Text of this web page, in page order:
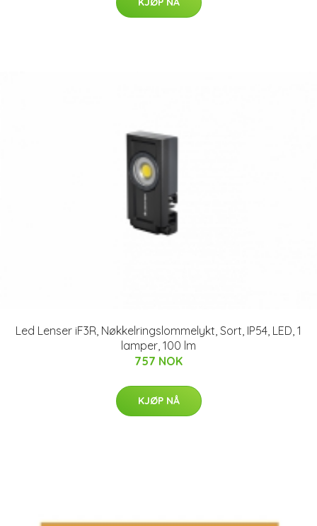
Led Lenser iF3R, Nøkkelringslommelykt, Sort, IP54, LED, 1
lamper, 100 lm
757 NOK
KJØP NÅ